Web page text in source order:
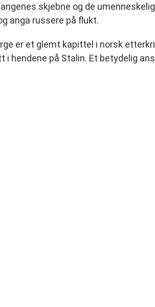
skjebne og de
anga russere på flukt.
er et glemt kapittel i norsk
hendene på Stalin. Et betydelig